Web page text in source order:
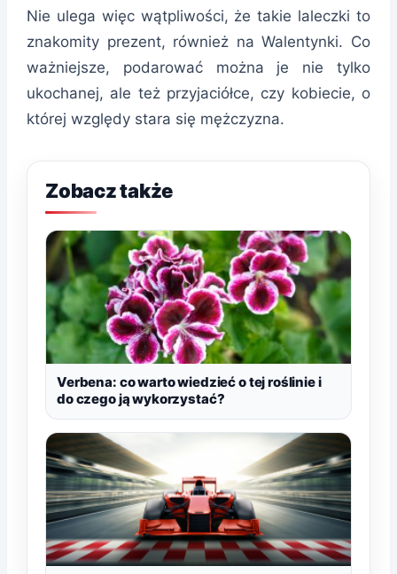
Nie ulega więc wątpliwości, że takie laleczki to
znakomity prezent, również na Walentynki. Co
ważniejsze, podarować można je nie tylko
ukochanej, ale też przyjaciółce, czy kobiecie, o
której względy stara się mężczyzna.
Zobacz także
Verbena: co warto wiedzieć o tej roślinie i
do czego ją wykorzystać?